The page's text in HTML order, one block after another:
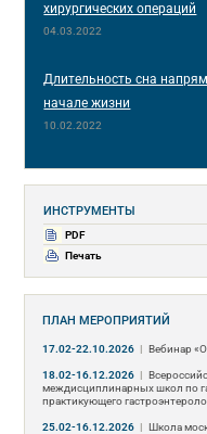
хирургических операций
04.03.2022
Длительность сна
начале жизни
10.02.2022
ИНСТРУМЕНТЫ
PDF
Печать
ПЛАН МЕРОПРИЯТИЙ
17.02-22.10.2026 | Вебинар
18.02-16.12.2026 |
междисциплинарных школ по
практикующего
25.02-16.12.2026 | Школа